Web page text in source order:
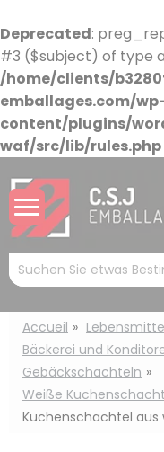
Deprecated:
#3 ($subject) of type
/home/clients/
emballages.com/
content/plugins/
waf/src/lib/rules.php
Mots
clés
:
Accueil
Bäckerei und
Gebäckschachteln
Weiße
Kuchenschachtel aus